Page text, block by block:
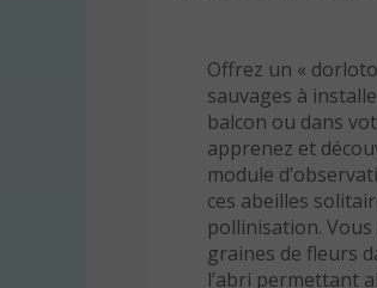
Offrez un «
sauvages à
balcon ou dans
apprenez et
module
ces abeilles
pollinisation.
graines de fleurs
l’abri permettant